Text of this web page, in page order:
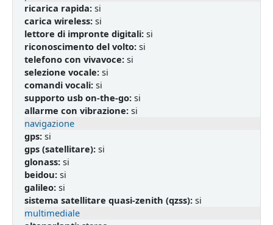
ricarica rapida:si
carica wireless:si
lettore di impronte digitali:si
riconoscimento del volto:si
telefono con vivavoce:si
selezione vocale:si
comandi vocali:si
supporto usb on-the-go:si
allarme con vibrazione:si
navigazione
gps:si
gps (satellitare):si
glonass:si
beidou:si
galileo:si
sistema satellitare quasi-zenith (qzss):si
multimediale